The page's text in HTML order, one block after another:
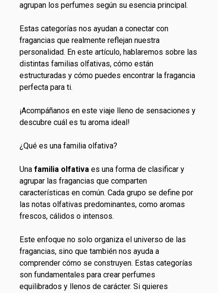
agrupan los perfumes según su esencia principal.
Estas categorías nos ayudan a conectar con
fragancias que realmente reflejan nuestra
personalidad. En este artículo, hablaremos sobre las
distintas familias olfativas, cómo están
estructuradas y cómo puedes encontrar la fragancia
perfecta para ti.
¡Acompáñanos en este viaje lleno de sensaciones y
descubre cuál es tu aroma ideal!
¿Qué es una familia olfativa?
Una familia olfativa es una forma de clasificar y
agrupar las fragancias que comparten
características en común. Cada grupo se define por
las notas olfativas predominantes, como aromas
frescos, cálidos o intensos.
Este enfoque no solo organiza el universo de las
fragancias, sino que también nos ayuda a
comprender cómo se construyen. Estas categorías
son fundamentales para crear perfumes
equilibrados y llenos de carácter. Si quieres